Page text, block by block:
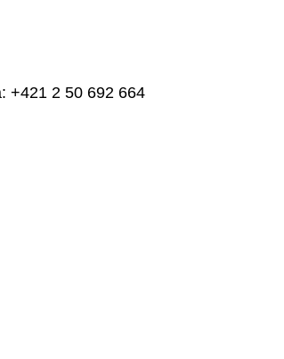
+421 2 50 692 664